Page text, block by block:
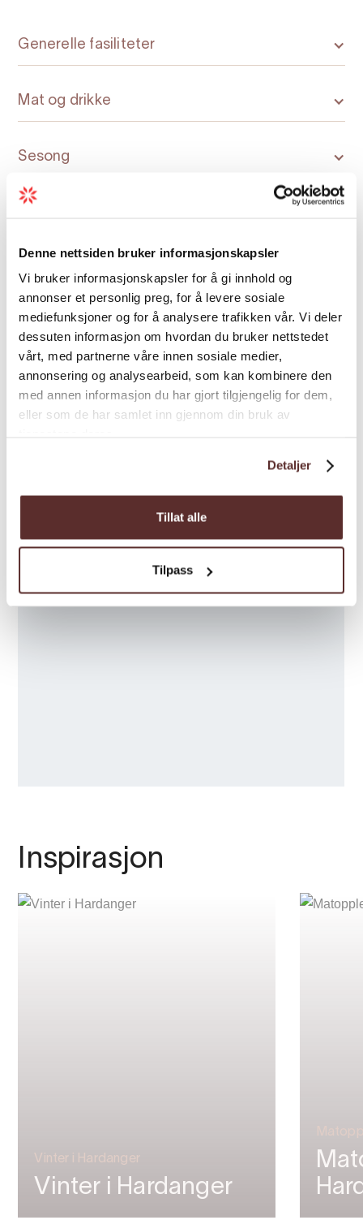
Denne nettsiden bruker informasjonskapsler
Vi bruker informasjonskapsler for å gi innhold og
annonser et personlig preg, for å levere sosiale
mediefunksjoner og for å analysere trafikken vår. Vi deler
dessuten informasjon om hvordan du bruker nettstedet
vårt, med partnerne våre innen sosiale medier,
annonsering og analysearbeid, som kan kombinere den
med annen informasjon du har gjort tilgjengelig for dem,
eller som de har samlet inn gjennom din bruk av
Detaljer
Tillat alle
Tilpass
Generelle fasiliteter
Mat og drikke
Sesong
Kart
Inspirasjon
Vinter i Hardanger
Vinter i Hardanger